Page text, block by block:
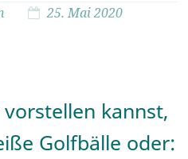
25. Mai 2020
kannst,
Golfbälle oder: